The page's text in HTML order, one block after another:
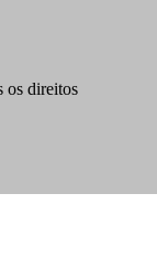
os direitos